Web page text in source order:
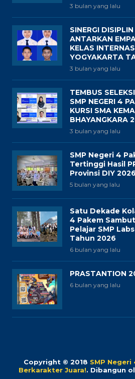
3 bulan yang lalu
SINERGI
ANTARKAN
KELAS
YOGYAKARTA
3 bulan yang lalu
TEMBUS
SMP NEGERI 4
KURSI SMA
BHAYANGKARA
3 bulan yang lalu
SMP Negeri 4
Tertinggi Hasil
Provinsi DIY 2026
5 bulan yang lalu
Satu Dekade
4 Pakem
Pelajar SMP
Tahun 2026
6 bulan yang lalu
PRASTANTION
6 bulan yang lalu
Copyright © 2018 SMP
Berkarakter Juara!. Dibangun